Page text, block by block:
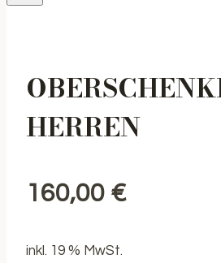
HERREN
160,00 €
inkl. 19 % MwSt.